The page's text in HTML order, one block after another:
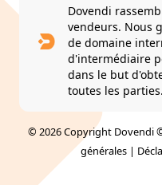
Dovendi
vendeurs. Nous
de domaine
d'intermédiaire
dans le but
toutes les parties.
© 2026 Copyright Dovendi
générales |